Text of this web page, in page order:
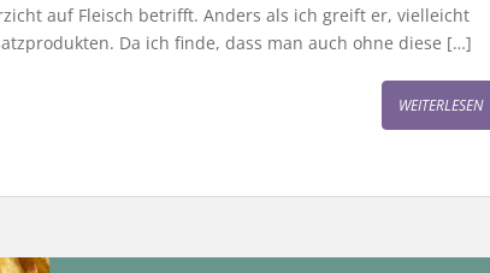
auf Fleisch betrifft. Anders als ich greift er, vielleicht
Da ich finde, dass man auch ohne diese […]
WEITERLESEN